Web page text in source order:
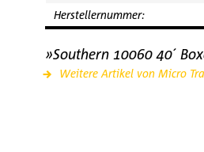
Herstellernummer:
»Southern 10060 40´
Weitere Artikel von Micro